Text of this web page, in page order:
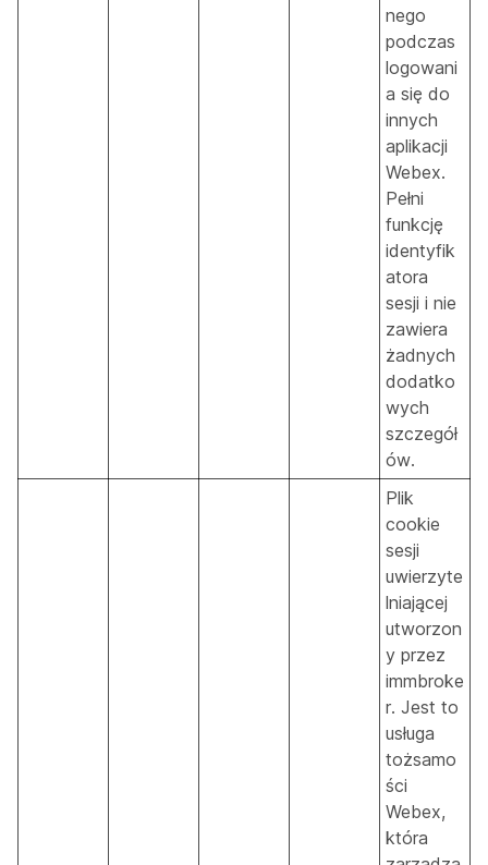
nego
podczas
logowani
a się do
innych
aplikacji
Webex.
Pełni
funkcję
identyfik
atora
sesji i nie
zawiera
żadnych
dodatko
wych
szczegół
ów.
Plik
cookie
sesji
uwierzyte
lniającej
utworzon
y przez
immbroke
r. Jest to
usługa
tożsamo
ści
Webex,
która